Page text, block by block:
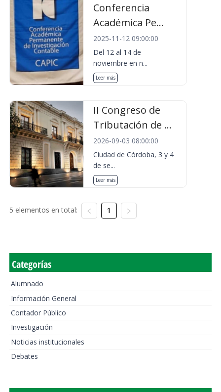
Conferencia
Académica Pe...
2025-11-12 09:00:00
Del 12 al 14 de
noviembre en n...
Leer más
II Congreso de
Tributación de ...
2026-09-03 08:00:00
Ciudad de Córdoba, 3 y 4
de se...
Leer más
5 elementos en total: 1
Categorías
Alumnado
Información General
Contador Público
Investigación
Noticias institucionales
Debates